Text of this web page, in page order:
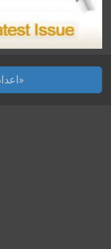
اعداد خاصة «ملاحق»